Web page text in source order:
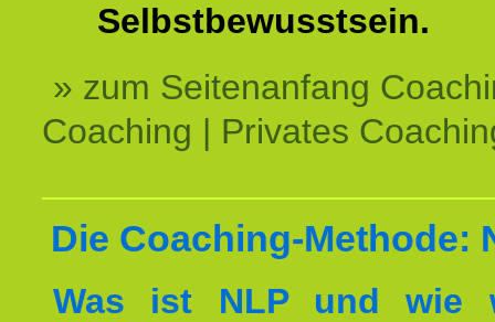
Selbstbewusstsein.
» zum Seitenanfang
Coaching | Privates
Die Coaching-Methode:
Was ist NLP und wie